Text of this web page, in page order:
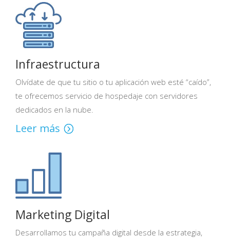
Infraestructura
Olvídate de que tu sitio o tu aplicación web esté “caído”,
te ofrecemos servicio de hospedaje con servidores
dedicados en la nube.
Leer más
Marketing Digital
Desarrollamos tu campaña digital desde la estrategia,